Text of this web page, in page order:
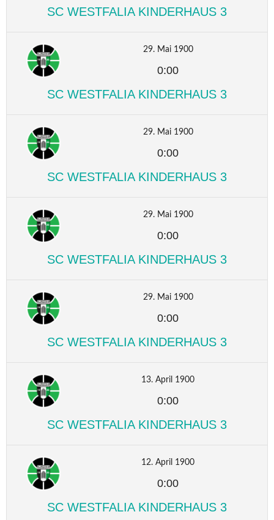
SC WESTFALIA KINDERHAUS 3
29. Mai 1900
0:00
SC WESTFALIA KINDERHAUS 3
29. Mai 1900
0:00
SC WESTFALIA KINDERHAUS 3
29. Mai 1900
0:00
SC WESTFALIA KINDERHAUS 3
29. Mai 1900
0:00
SC WESTFALIA KINDERHAUS 3
13. April 1900
0:00
SC WESTFALIA KINDERHAUS 3
12. April 1900
0:00
SC WESTFALIA KINDERHAUS 3